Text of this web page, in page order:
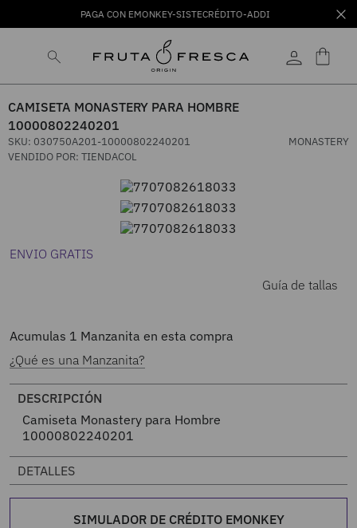
PAGA CON EMONKEY-SISTECRÉDITO-ADDI
CAMISETA MONASTERY PARA HOMBRE
10000802240201
SKU: 030750A201-10000802240201
MONASTERY
VENDIDO POR: TIENDACOL
ENVIO GRATIS
Guía de tallas
Acumulas 1 Manzanita en esta compra
¿Qué es una Manzanita?
DESCRIPCIÓN
Camiseta Monastery para Hombre
10000802240201
DETALLES
SIMULADOR DE CRÉDITO EMONKEY